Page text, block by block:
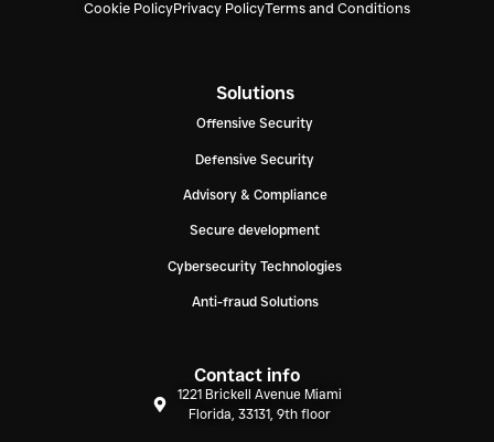
Cookie PolicyPrivacy PolicyTerms and Conditions
Solutions
Offensive Security
Defensive Security
Advisory & Compliance
Secure development
Cybersecurity Technologies
Anti-fraud Solutions
Contact info
1221 Brickell Avenue Miami
Florida, 33131, 9th floor